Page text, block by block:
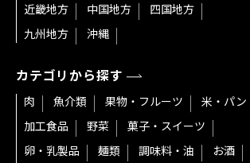
近畿地方
中国地方
四国地方
九州地方
沖縄
カテゴリから探す
肉 魚介類 果物・フルーツ
米・パン
加工食品
野菜
菓子・スイーツ
卵・乳製品
麺類 調味料・油
お酒